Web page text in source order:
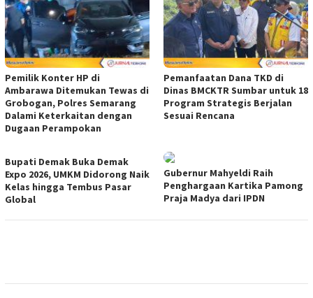
Pemilik Konter HP di
Ambarawa Ditemukan Tewas di
Grobogan, Polres Semarang
Dalami Keterkaitan dengan
Dugaan Perampokan
Pemanfaatan Dana TKD di
Dinas BMCKTR Sumbar untuk 18
Program Strategis Berjalan
Sesuai Rencana
Bupati Demak Buka Demak
Expo 2026, UMKM Didorong Naik
Kelas hingga Tembus Pasar
Global
Gubernur Mahyeldi Raih
Penghargaan Kartika Pamong
Praja Madya dari IPDN